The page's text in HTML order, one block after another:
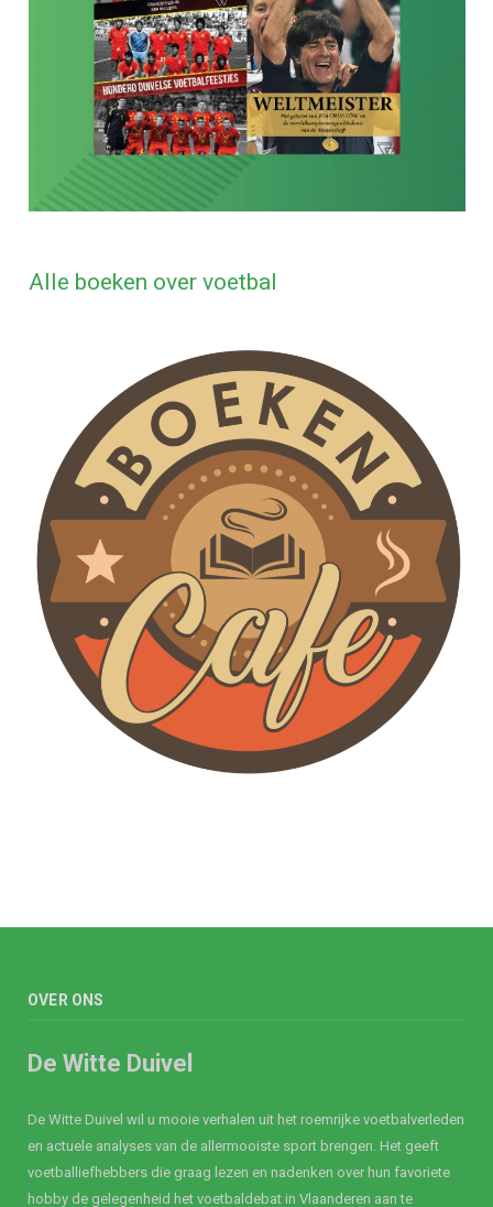
Alle boeken over voetbal
OVER ONS
De Witte Duivel
De Witte Duivel wil u mooie verhalen uit het roemrijke voetbalverleden
en actuele analyses van de allermooiste sport brengen. Het geeft
voetballiefhebbers die graag lezen en nadenken over hun favoriete
hobby de gelegenheid het voetbaldebat in Vlaanderen aan te